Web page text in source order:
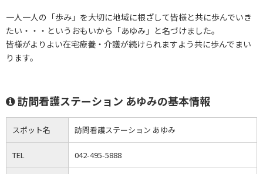
一人一人の「歩み」を大切に地域に根ざして皆様と共に歩んでいき
たい・・・というおもいから「あゆみ」と名づけました。
皆様がよりよい在宅療養・介護が続けられますよう共に歩んでまい
ります。
訪問看護ステーション あゆみの基本情報
スポット名 訪問看護ステーション あゆみ
TEL 042-495-5888